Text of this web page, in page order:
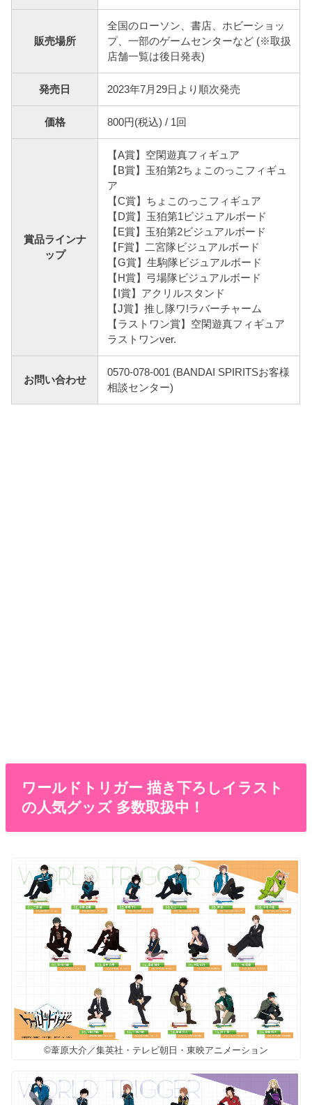
販売場所
全国のローソン、書店、ホビーショッ
プ、一部のゲームセンターなど (※取扱
店舗一覧は後日発表)
発売日 2023年7月29日より順次発売
価格 800円(税込) / 1回
賞品ラインナ
ップ
【A賞】空閑遊真フィギュア
【B賞】玉狛第2ちょこのっこフィギュ
ア
【C賞】ちょこのっこフィギュア
【D賞】玉狛第1ビジュアルボード
【E賞】玉狛第2ビジュアルボード
【F賞】二宮隊ビジュアルボード
【G賞】生駒隊ビジュアルボード
【H賞】弓場隊ビジュアルボード
【I賞】アクリルスタンド
【J賞】推し隊ワ!ラバーチャーム
【ラストワン賞】空閑遊真フィギュア
ラストワンver.
お問い合わせ
0570-078-001 (BANDAI SPIRITSお客様
相談センター)
ワールドトリガー 描き下ろしイラスト
の人気グッズ 多数取扱中！
©葦原大介／集英社・テレビ朝日・東映アニメーション